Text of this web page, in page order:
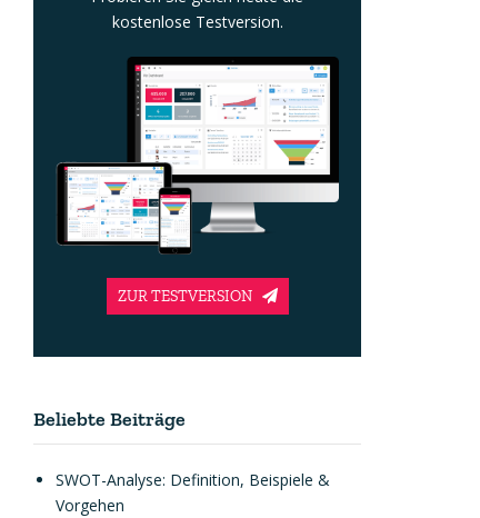
kostenlose Testversion.
ZUR TESTVERSION
Beliebte Beiträge
SWOT-Analyse: Definition, Beispiele &
Vorgehen